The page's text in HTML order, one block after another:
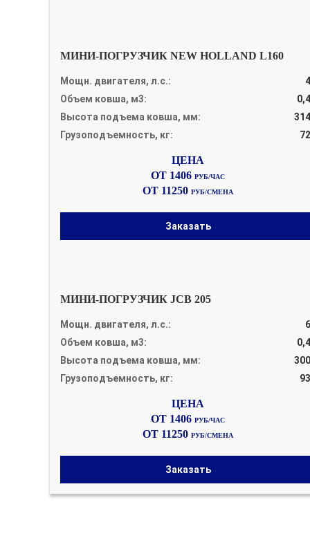
МИНИ-ПОГРУЗЧИК NEW HOLLAND L160
Мощн. двигателя, л.с.:
Объем ковша, м3:
Высота подъема ковша, мм:
Грузоподъемность, кг:
ОТ 1406РУБ/ЧАС
ОТ 11250РУБ/СМЕНА
Заказать
МИНИ-ПОГРУЗЧИК JCB 205
Мощн. двигателя, л.с.:
Объем ковша, м3:
Высота подъема ковша, мм:
Грузоподъемность, кг:
ОТ 1406РУБ/ЧАС
ОТ 11250РУБ/СМЕНА
Заказать